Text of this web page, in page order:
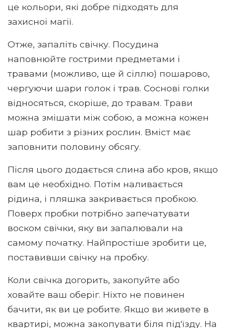
це кольори, які добре підходять для
захисної магії.
Отже, запаліть свічку. Посудина
наповнюйте гострими предметами і
травами (можливо, ще й сіллю) пошарово,
чергуючи шари голок і трав. Соснові голки
відносяться, скоріше, до травам. Трави
можна змішати між собою, а можна кожен
шар робити з різних рослин. Вміст має
заповнити половину обсягу.
Після цього додається слина або кров, якщо
вам це необхідно. Потім наливається
рідина, і пляшка закривається пробкою.
Поверх пробки потрібно запечатувати
воском свічки, яку ви запалювали на
самому початку. Найпростіше зробити це,
поставивши свічку на пробку.
Коли свічка догорить, закопуйте або
ховайте ваш оберіг. Ніхто не повинен
бачити, як ви це робите. Якщо ви живете в
квартирі, можна закопувати біля під'їзду. На